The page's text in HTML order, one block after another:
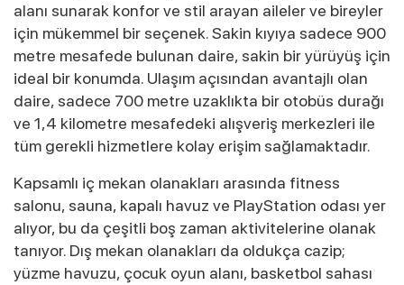
alanı sunarak konfor ve stil arayan aileler ve bireyler
için mükemmel bir seçenek. Sakin kıyıya sadece 900
metre mesafede bulunan daire, sakin bir yürüyüş için
ideal bir konumda. Ulaşım açısından avantajlı olan
daire, sadece 700 metre uzaklıkta bir otobüs durağı
ve 1,4 kilometre mesafedeki alışveriş merkezleri ile
tüm gerekli hizmetlere kolay erişim sağlamaktadır.
Kapsamlı iç mekan olanakları arasında fitness
salonu, sauna, kapalı havuz ve PlayStation odası yer
alıyor, bu da çeşitli boş zaman aktivitelerine olanak
tanıyor. Dış mekan olanakları da oldukça cazip;
yüzme havuzu, çocuk oyun alanı, basketbol sahası